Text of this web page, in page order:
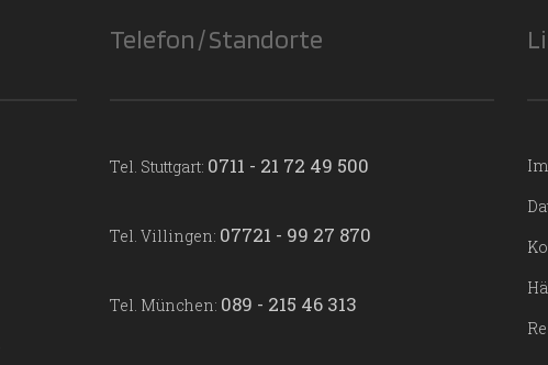
Telefon / Standorte
Tel. Stuttgart: 0711 - 21 72 49 500
Tel. Villingen: 07721 - 99 27 870
Tel. München: 089 - 215 46 313